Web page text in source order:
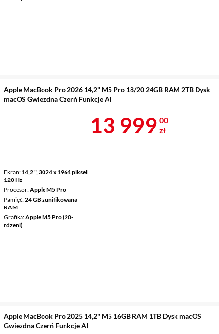
Apple MacBook Pro 2026 14,2" M5 Pro 18/20 24GB RAM 2TB Dysk
macOS Gwiezdna Czerń Funkcje AI
Ekran 14,2 ", 3024 x 1964 pikseli
120 Hz
Procesor Apple M5 Pro
Pamięć 24 GB zunifikowana
RAM
Grafika Apple M5 Pro (20-
rdzeni)
Cena 13 999
13 999 00
zł
Apple MacBook Pro 2025 14,2" M5 16GB RAM 1TB Dysk macOS
Gwiezdna Czerń Funkcje AI